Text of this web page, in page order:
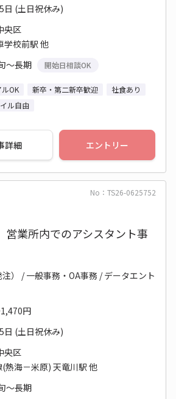
日 (土日祝休み)
央区
学校前駅 他
～長期
開始日相談OK
OK 新卒・第二新卒歓迎
社食あり
ル自由
詳細 エントリー
No：TS26-0625752
営業所内でのアシスタント事
） / 一般事務・OA事務 / データエント
円
日 (土日祝休み)
央区
(熱海－米原) 天竜川駅 他
～長期